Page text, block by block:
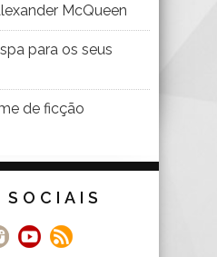
McQueen
para os seus
de ficção
SOCIAIS